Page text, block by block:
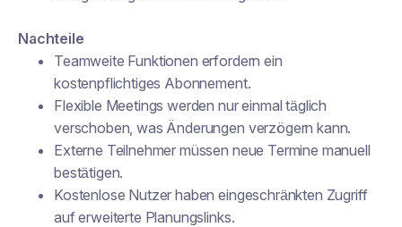
Nachteile
Teamweite Funktionen erfordern ein
kostenpflichtiges Abonnement.
Flexible Meetings werden nur einmal täglich
verschoben, was Änderungen verzögern kann.
Externe Teilnehmer müssen neue Termine manuell
bestätigen.
Kostenlose Nutzer haben eingeschränkten Zugriff
auf erweiterte Planungslinks.